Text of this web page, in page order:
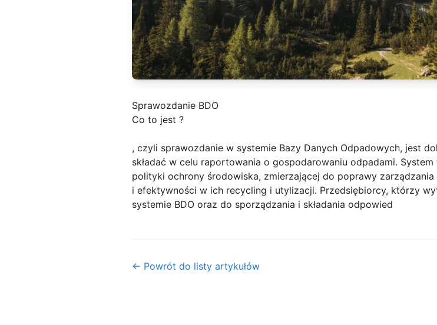
Sprawozdanie BDO
Co to jest ?
, czyli sprawozdanie w systemie Bazy Danych Odpadowych, jest
składać w celu raportowania o gospodarowaniu odpadami.
polityki ochrony środowiska, zmierzającej do poprawy
i efektywności w ich recycling i utylizacji. Przedsiębiorcy, którzy
systemie BDO oraz do sporządzania i składania odpowied
← Powrót do listy artykułów